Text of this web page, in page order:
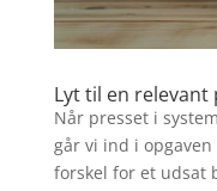
Lyt til en relevant
Når presset i
går vi ind i
forskel for et udsat